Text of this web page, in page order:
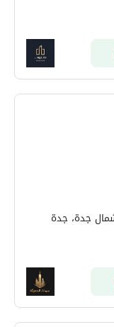
جدة، جدة